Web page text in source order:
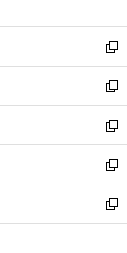
開
く
ウ
で
開
く
ン
ド
ウ
で
開
く
ウ
ィ
ン
ド
ウ
で
開
く
新
し
い
ウ
ィ
ン
ド
ウ
で
開
新
し
い
ウ
ィ
ン
ド
ウ
新
し
い
ウ
ィ
ン
新
し
い
ウ
新
し